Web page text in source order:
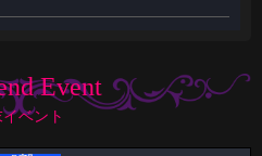
結果🤩 1等 11822 2等 7274 3等
Event
ベント